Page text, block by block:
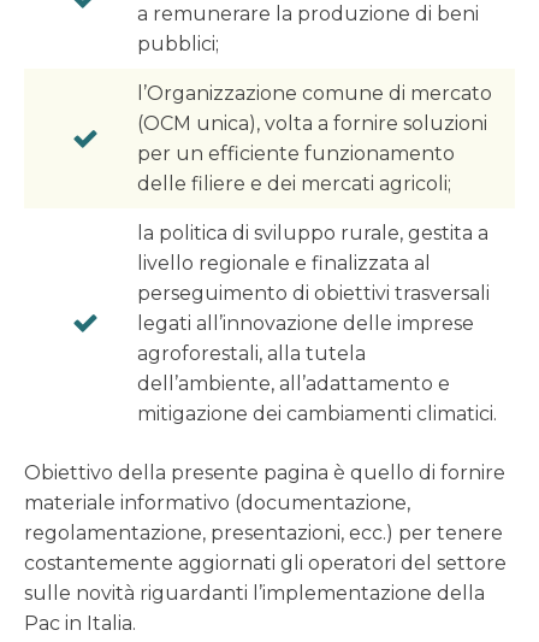
a remunerare la produzione di beni
pubblici;
l’Organizzazione comune di mercato
(OCM unica), volta a fornire soluzioni
per un efficiente funzionamento
delle filiere e dei mercati agricoli;
la politica di sviluppo rurale, gestita a
livello regionale e finalizzata al
perseguimento di obiettivi trasversali
legati all’innovazione delle imprese
agroforestali, alla tutela
dell’ambiente, all’adattamento e
mitigazione dei cambiamenti climatici.
Obiettivo della presente pagina è quello di fornire
materiale informativo (documentazione,
regolamentazione, presentazioni, ecc.) per tenere
costantemente aggiornati gli operatori del settore
sulle novità riguardanti l’implementazione della
Pac in Italia.